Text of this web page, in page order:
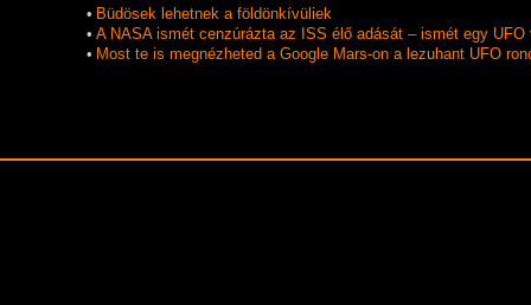
• Büdösek lehetnek a földönkívüliek
• A NASA ismét cenzúrázta az ISS élő adását – ismét egy UFO
• Most te is megnézheted a Google Mars-on a lezuhant UFO